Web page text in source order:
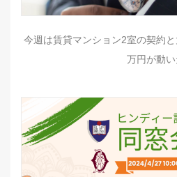
今週は賃貸マンション2室の契約
万円が動い